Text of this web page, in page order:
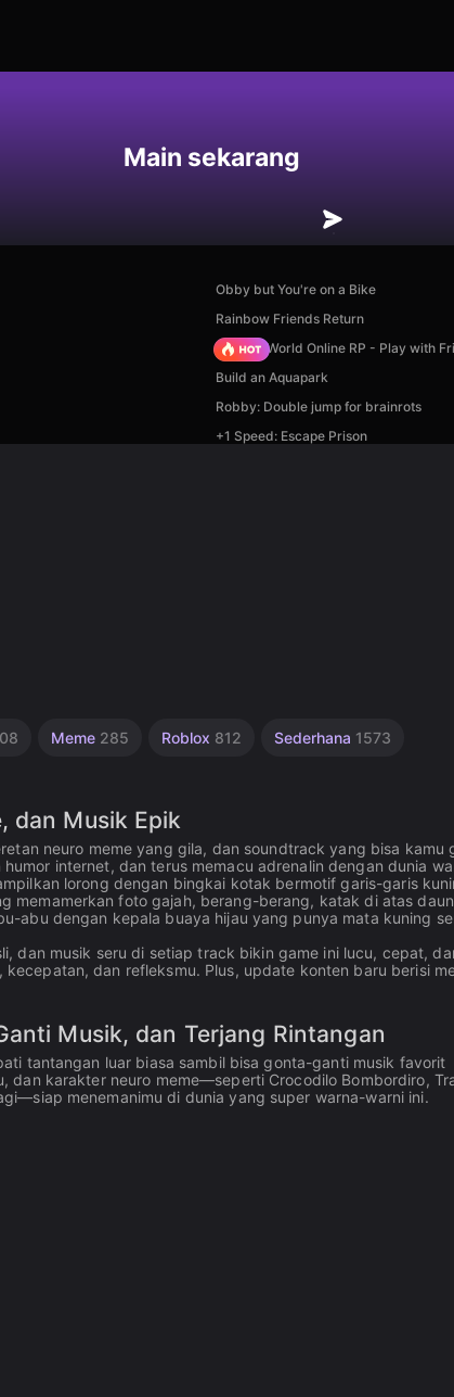
Main sekarang
Obby but You're on a Bike
Rainbow Friends Return
Sprunki World Online RP - Play with
Build an Aquapark
Robby: Double jump for brainrots
+1 Speed: Escape Prison
Meme 285 Roblox 812 Sederhana 1573
dan Musik Epik
neuro meme yang gila, dan soundtrack yang bisa kamu
internet, dan terus memacu adrenalin dengan dunia
lorong dengan bingkai kotak bermotif garis-garis
memamerkan foto gajah, berang-berang, katak di atas daun
abu dengan kepala buaya hijau yang punya mata kuning
dan musik seru di setiap track bikin game ini lucu, cepat,
dan refleksmu. Plus, update konten baru berisi
Musik, dan Terjang Rintangan
tantangan luar biasa sambil bisa gonta-ganti musik favorit
dan karakter neuro meme—seperti Crocodilo Bombordiro,
menemanimu di dunia yang super warna-warni ini.